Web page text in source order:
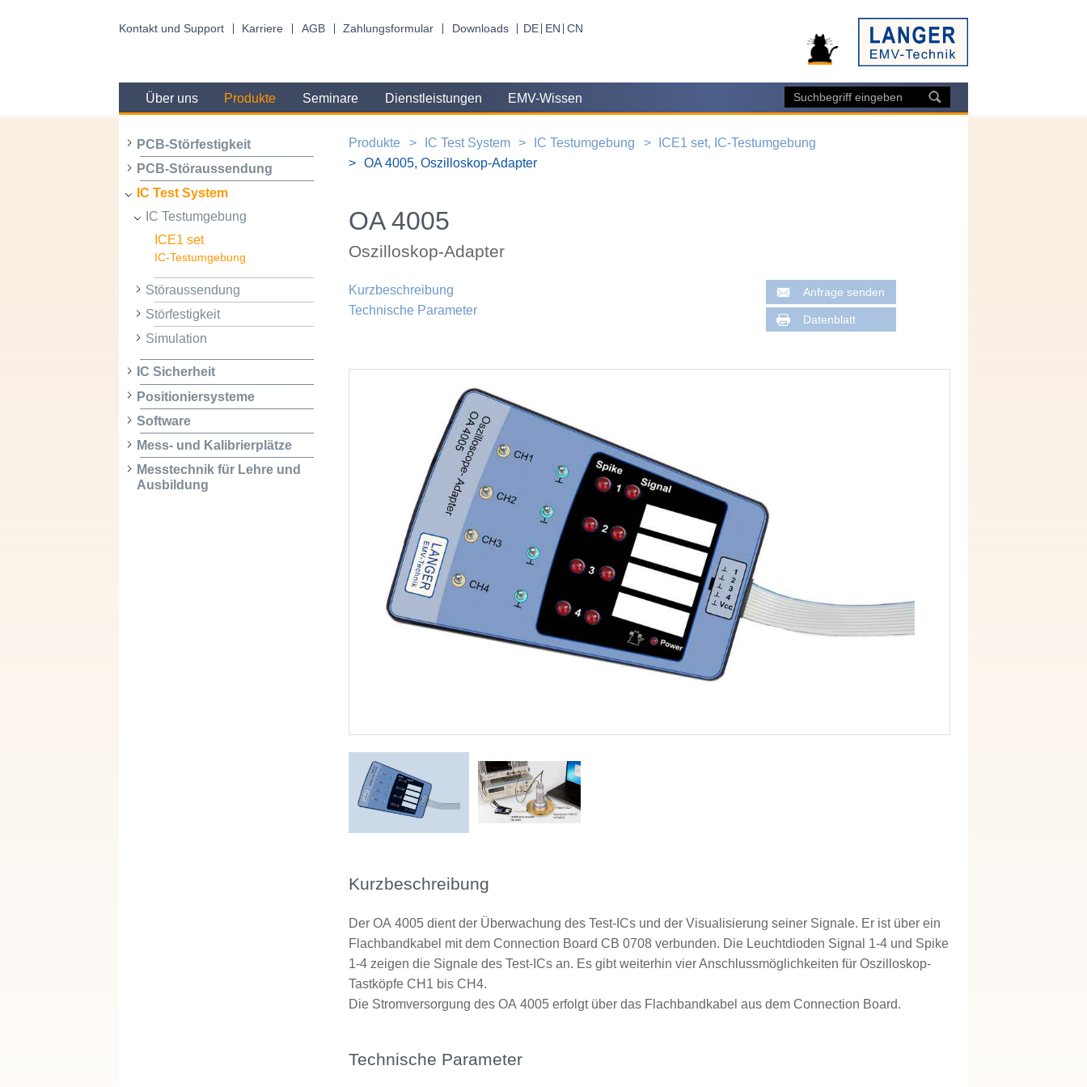
Kontakt und Support Karriere AGB Zahlungsformular Downloads DE EN CN
Über uns Produkte Seminare Dienstleistungen EMV-Wissen
PCB-Störfestigkeit
PCB-Störaussendung
IC Test System
IC Testumgebung
ICE1 set
IC-Testumgebung
Störaussendung
Störfestigkeit
Simulation
IC Sicherheit
Positioniersysteme
Software
Mess- und Kalibrierplätze
Messtechnik für Lehre und
Ausbildung
Produkte IC Test System IC Testumgebung
ICE1 set, IC-Testumgebung
OA 4005, Oszilloskop-Adapter
OA 4005
Oszilloskop-Adapter
Kurzbeschreibung
Technische Parameter
Anfrage senden
Datenblatt
Kurzbeschreibung
Der OA 4005 dient der Überwachung des Test-ICs und der Visualisierung seiner Signale. Er ist über ein
Flachbandkabel mit dem Connection Board CB 0708 verbunden. Die Leuchtdioden Signal 1-4 und Spike
1-4 zeigen die Signale des Test-ICs an. Es gibt weiterhin vier Anschlussmöglichkeiten für Oszilloskop-
Tastköpfe CH1 bis CH4.
Die Stromversorgung des OA 4005 erfolgt über das Flachbandkabel aus dem Connection Board.
Technische Parameter